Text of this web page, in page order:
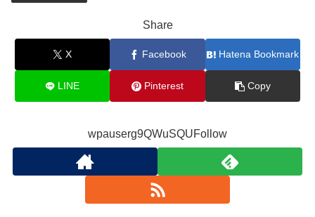
Share
X Facebook Hatena Bookmark
LINE Pinterest Copy
wpauserg9QWuSQUFollow